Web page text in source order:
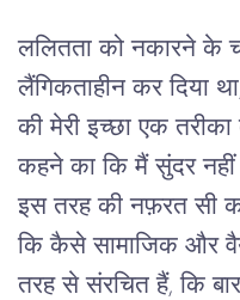
ललितता को नकारने के
लैंगिकताहीन कर दिया
की मेरी इच्छा एक
कहने का कि मैं सुंदर
इस तरह की नफ़रत सी
कि कैसे सामाजिक और
तरह से संरचित हैं, कि